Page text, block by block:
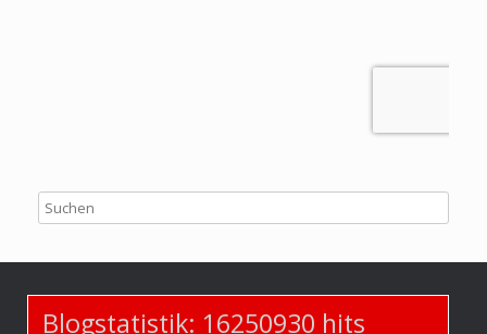
Blogstatistik: 16250930 hits